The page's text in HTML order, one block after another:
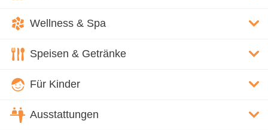
Wellness & Spa
Speisen & Getränke
Für Kinder
Ausstattungen